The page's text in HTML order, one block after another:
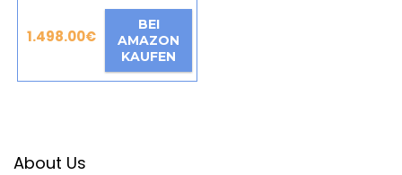
the Dark for Small
Animals Winter House
Warm Nest Moon and
Star Pattern Sleeping
House Hideaway
1.498.00€
BEI
AMAZON
KAUFEN
About Us